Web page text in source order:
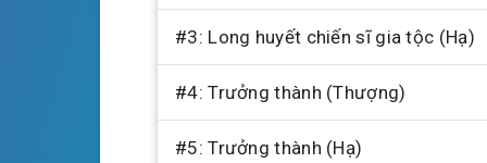
#3: Long huyết chiến sĩ gia tộc (Hạ)
#4: Trưởng thành (Thượng)
#5: Trưởng thành (Hạ)